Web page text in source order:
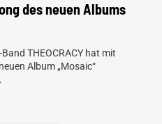
des neuen Albums
THEOCRACY hat mit
Album „Mosaic“